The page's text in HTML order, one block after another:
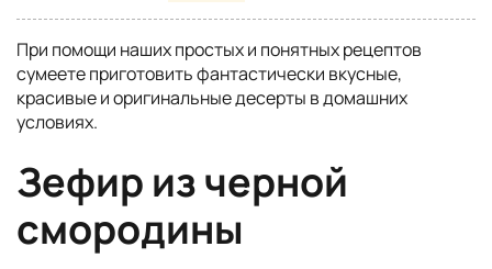
При помощи наших простых и понятных рецептов
сумеете приготовить фантастически вкусные,
красивые и оригинальные десерты в домашних
условиях.
Зефир из черной
смородины